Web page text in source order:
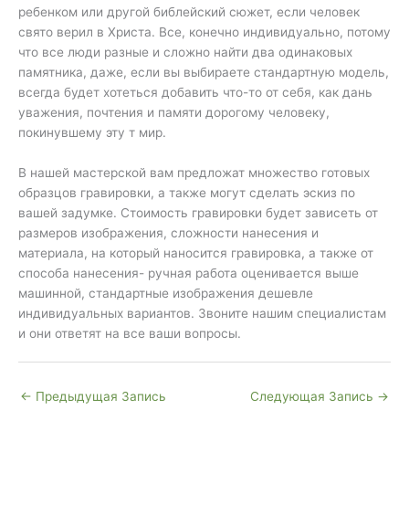
ребенком или другой библейский сюжет, если человек
свято верил в Христа. Все, конечно индивидуально, потому
что все люди разные и сложно найти два одинаковых
памятника, даже, если вы выбираете стандартную модель,
всегда будет хотеться добавить что-то от себя, как дань
уважения, почтения и памяти дорогому человеку,
покинувшему эту т мир.
В нашей мастерской вам предложат множество готовых
образцов гравировки, а также могут сделать эскиз по
вашей задумке. Стоимость гравировки будет зависеть от
размеров изображения, сложности нанесения и
материала, на который наносится гравировка, а также от
способа нанесения- ручная работа оценивается выше
машинной, стандартные изображения дешевле
индивидуальных вариантов. Звоните нашим специалистам
и они ответят на все ваши вопросы.
← Предыдущая Запись Следующая Запись →